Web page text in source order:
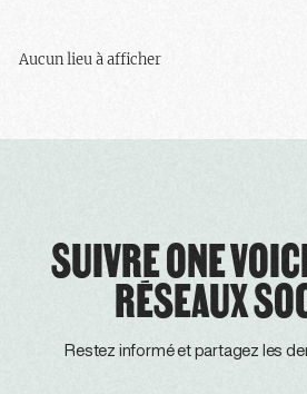
Aucun lieu à afficher
SUIVRE ONE
RÉSEAUX
Restez informé et partagez les